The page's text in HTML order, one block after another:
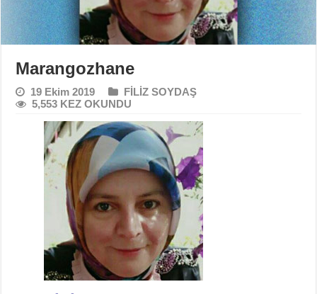
Marangozhane
19 Ekim 2019
FİLİZ SOYDAŞ
5,553 KEZ OKUNDU